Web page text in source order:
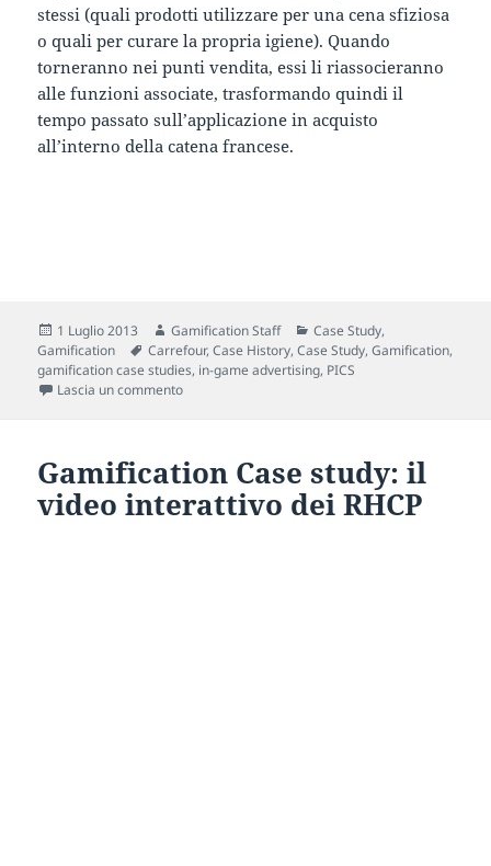
stessi (quali prodotti utilizzare per una cena sfiziosa
o quali per curare la propria igiene). Quando
torneranno nei punti vendita, essi li riassocieranno
alle funzioni associate, trasformando quindi il
tempo passato sull’applicazione in acquisto
all’interno della catena francese.
Scritto
il
1 Luglio 2013 Autore
Gamification Staff Categorie
Case Study,
Gamification
Tag
Carrefour,Case History,Case Study,Gamification,
gamification case studies, in-game advertising, PICS
Lascia un commentosu Gamification case study: Carrefour e PICS
Gamification Case study: il
video interattivo dei RHCP